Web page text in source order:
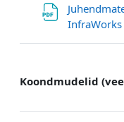
Koondmudelid